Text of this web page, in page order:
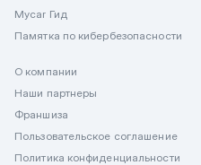
Mycar Гид
Памятка по кибербезопасности
О компании
Наши партнеры
Франшиза
Пользовательское соглашение
Политика конфиденциальности